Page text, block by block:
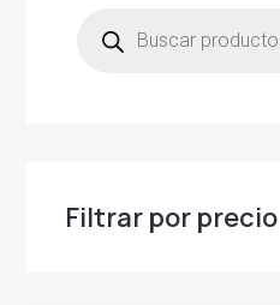
r
Filtrar por precio